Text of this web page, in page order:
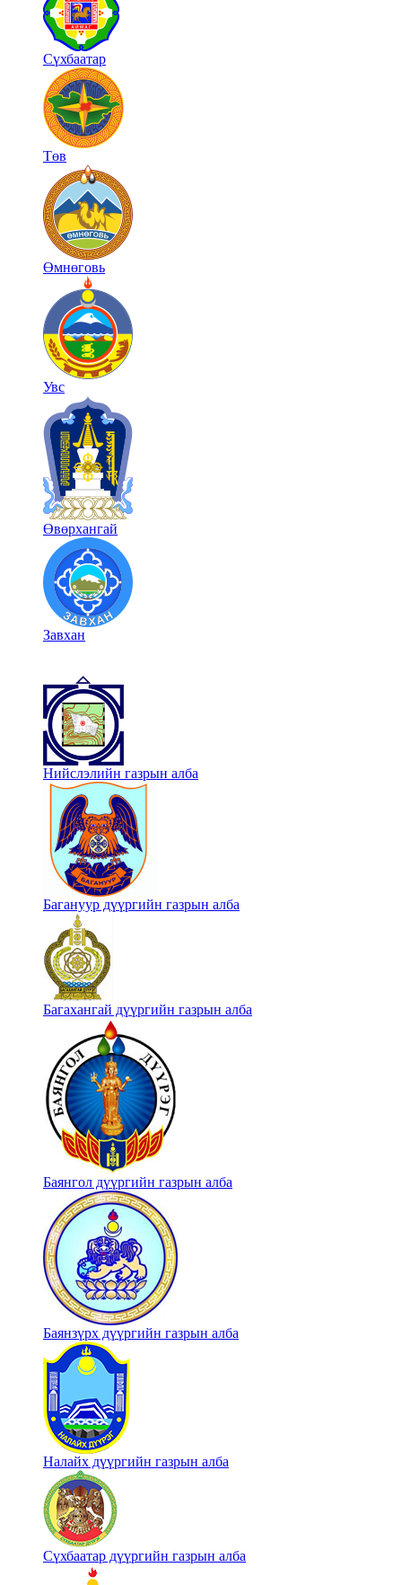
Сүхбаатар
Төв
Өмнөговь
Увс
Өвөрхангай
Завхан
Нийслэлийн газрын алба
Багануур дүүргийн газрын алба
Багахангай дүүргийн газрын алба
Баянгол дүүргийн газрын алба
Баянзүрх дүүргийн газрын алба
Налайх дүүргийн газрын алба
Сүхбаатар дүүргийн газрын алба